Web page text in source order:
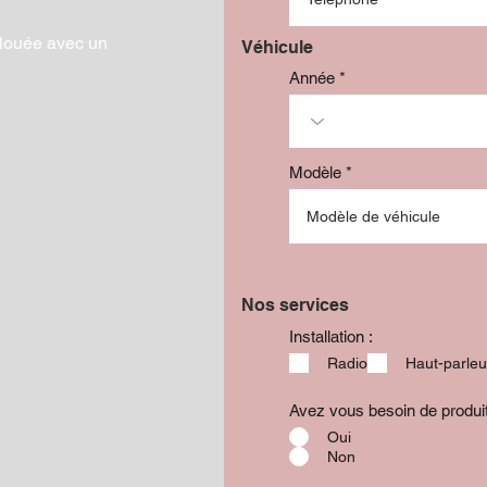
Ajouter au panier
Ajouter au panier
Ajouter au panier
avec un Véhicule
Année
Modèle
Nos services
Installation :
Radio Haut-
Avez vous besoin de
Oui
Non